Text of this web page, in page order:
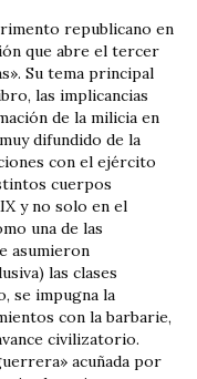
republicano en
que abre el tercer
Su tema principal
las implicancias
de la milicia en
difundido de la
con el ejército
cuerpos
y no solo en el
una de las
asumieron
las clases
se impugna la
con la barbarie,
civilizatorio.
acuñada por